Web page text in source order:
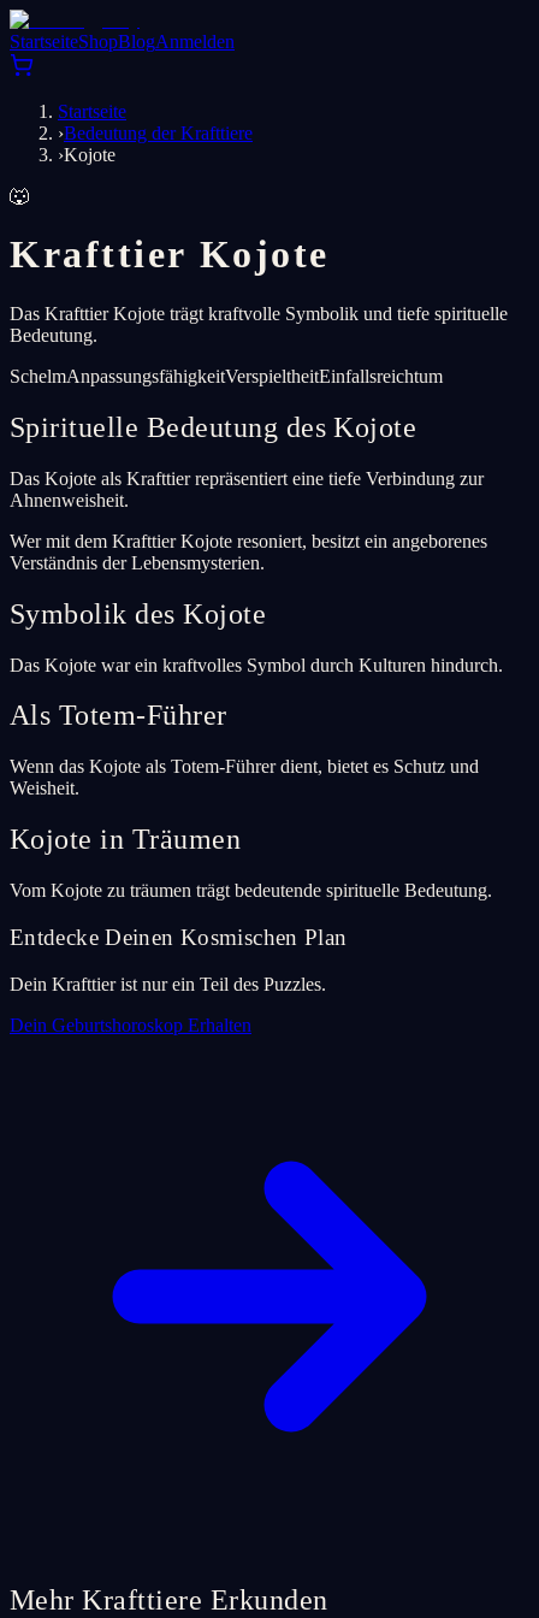
StartseiteShopBlogAnmelden
Startseite
›Bedeutung der Krafttiere
›Kojote
🐺
Krafttier Kojote
Das Krafttier Kojote trägt kraftvolle Symbolik und tiefe spirituelle
Bedeutung.
SchelmAnpassungsfähigkeitVerspieltheitEinfallsreichtum
Spirituelle Bedeutung des Kojote
Das Kojote als Krafttier repräsentiert eine tiefe Verbindung zur
Ahnenweisheit.
Wer mit dem Krafttier Kojote resoniert, besitzt ein angeborenes
Verständnis der Lebensmysterien.
Symbolik des Kojote
Das Kojote war ein kraftvolles Symbol durch Kulturen hindurch.
Als Totem-Führer
Wenn das Kojote als Totem-Führer dient, bietet es Schutz und
Weisheit.
Kojote in Träumen
Vom Kojote zu träumen trägt bedeutende spirituelle Bedeutung.
Entdecke Deinen Kosmischen Plan
Dein Krafttier ist nur ein Teil des Puzzles.
Dein Geburtshoroskop Erhalten
Mehr Krafttiere Erkunden